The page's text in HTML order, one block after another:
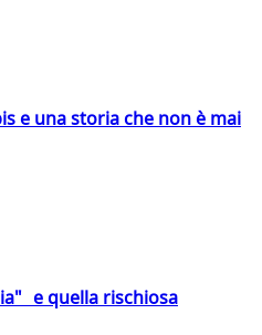
e una storia che non è mai
e quella rischiosa